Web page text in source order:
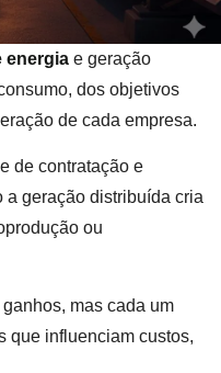
energia e geração
dos objetivos
de cada empresa.
de contratação e
geração distribuída cria
ou
mas cada um
que influenciam custos,